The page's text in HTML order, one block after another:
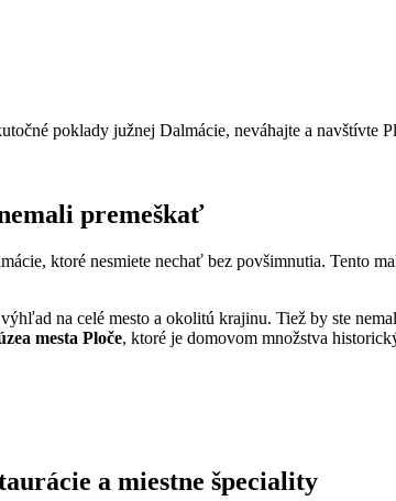
poklady južnej ​Dalmácie, neváhajte a navštívte
premeškať
ktoré​ nesmiete nechať⁢ bez‌ povšimnutia. Tento
na ⁤celé mesto​ a okolitú krajinu. Tiež by ⁣ste
⁤mesta Ploče, ktoré je domovom množstva
‍a miestne špeciality